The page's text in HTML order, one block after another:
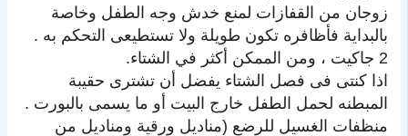
زوجان من القفازات لمنع خدش وجه الطفل وخاصة
بالبداية فأظافره تكون طويلة ولا تستطيعى التحكم به .
2 جاكيت ، ومن الممكن أكثر في الشتاء.
اذا كنتى فى فصل الشتاء يفضل أن تشترى حقيبة
المبطنه لحمل الطفل خارج البيت أو ما يسمى بالبورت .
منظفات الغسيل للرضع (مناديل ورقية ومناديل من